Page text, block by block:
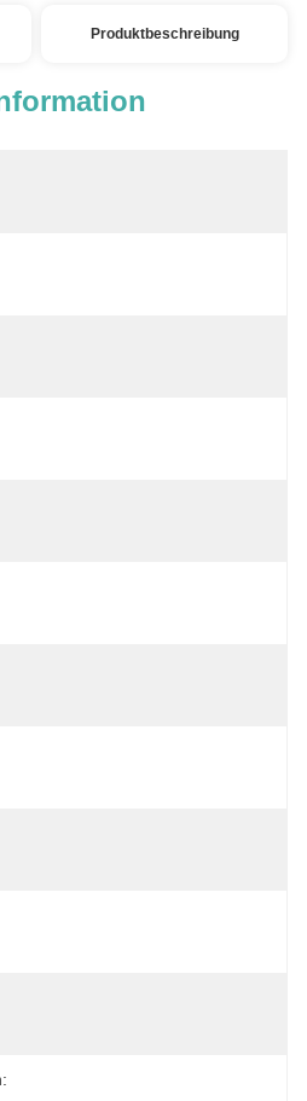
Produktbeschreibung